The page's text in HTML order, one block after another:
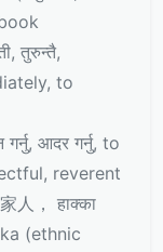
तुरुन्तै,
to
आदर गर्नु, to
reverent
人， हाक्का
(ethnic